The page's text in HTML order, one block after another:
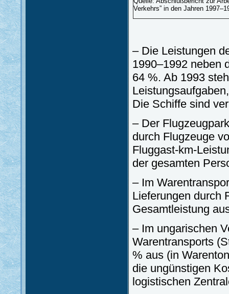
Verkehrs” in den Jahren
– Die Leistungen
1990–1992 neben
64 %. Ab 1993
Die Schiffe sind
– Der
durch Flugzeuge
Fluggast-km-
der gesamten
– Im
Lieferungen durch
Gesamtleistung
– Im ungarischen
Warentransports
% aus (in
die ungünstigen
logistischen